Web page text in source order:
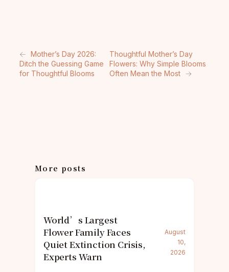
← Mother’s Day 2026:
Ditch the Guessing Game
for Thoughtful Blooms
Thoughtful Mother’s Day
Flowers: Why Simple Blooms
Often Mean the Most
→
More posts
World’s Largest
Flower Family Faces
Quiet Extinction Crisis,
Experts Warn
August
10,
2026